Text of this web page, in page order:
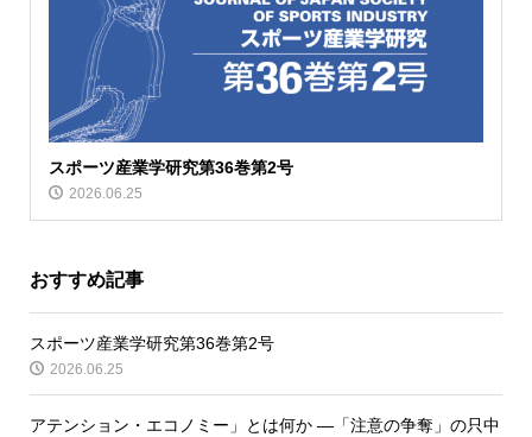
スポーツ産業学研究第36巻第2号
2026.06.25
おすすめ記事
スポーツ産業学研究第36巻第2号
2026.06.25
アテンション・エコノミー」とは何か ―「注意の争奪」の只中